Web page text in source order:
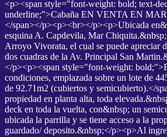
<p><span style="font-weight: bold; text-
underline;">Cabaña EN VENTA EN
</span></p><p><br></p><p>Ubicada
esquina A. Capdevila, Mar
Arroyo Vivorata, el cual se puede apreciar
dos cuadras de la Av. Principal San
</p><p><span style="font-weight:
condiciones, emplazada sobre un lote de
de 92.71m2 (cubiertos y semicubierto).</
propiedad en planta alta, toda
deck en toda la vuelta, con&nbsp; un
ubicada la parrilla y se tiene acceso a la
guardado/ deposito.&nbsp;</p><p>Al